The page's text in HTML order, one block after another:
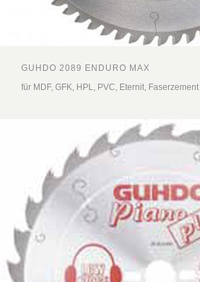
GUHDO 2089 ENDURO MAX
für MDF, GFK, HPL, PVC, Eternit, Faserzement